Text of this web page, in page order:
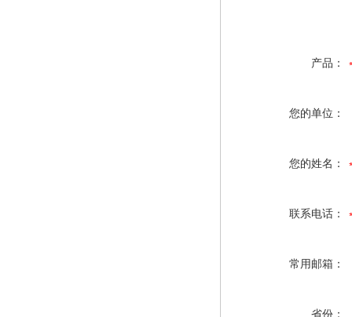
产品：
您的单位：
您的姓名：
联系电话：
常用邮箱：
省份：